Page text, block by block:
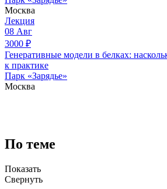
Москва
Лекция
08 Авг
3000 ₽
Генеративные модели в белках:
к практике
Парк «Зарядье»
Москва
По теме
Показать
Свернуть